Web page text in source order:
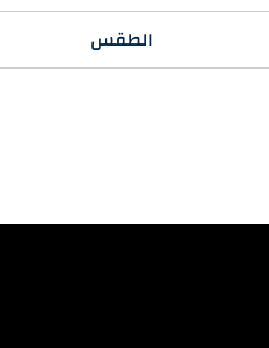
الطقس